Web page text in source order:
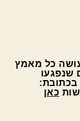
עושה כל מאמץ
שנפגעו
בכתובת:
כאן